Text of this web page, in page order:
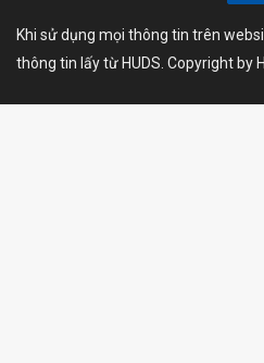
Khi sử dụng mọi thông tin trên
thông tin lấy từ HUDS. Copyright by